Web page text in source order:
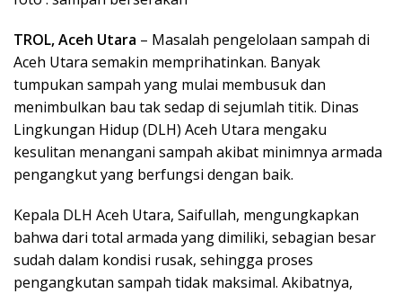
TROL, Aceh Utara – Masalah pengelolaan sampah di
Aceh Utara semakin memprihatinkan. Banyak
tumpukan sampah yang mulai membusuk dan
menimbulkan bau tak sedap di sejumlah titik. Dinas
Lingkungan Hidup (DLH) Aceh Utara mengaku
kesulitan menangani sampah akibat minimnya armada
pengangkut yang berfungsi dengan baik.
Kepala DLH Aceh Utara, Saifullah, mengungkapkan
bahwa dari total armada yang dimiliki, sebagian besar
sudah dalam kondisi rusak, sehingga proses
pengangkutan sampah tidak maksimal. Akibatnya,